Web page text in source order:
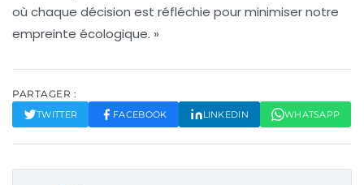
où chaque décision est réfléchie pour minimiser notre
empreinte écologique. »
PARTAGER :
TWITTER FACEBOOK LINKEDIN WHATSAPP